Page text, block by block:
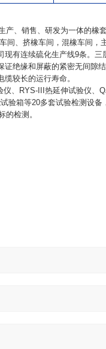
产、销售、研发为一体的橡
间、挤橡车间，混橡车间，
现有连续硫化生产线9条。三
绝缘和屏蔽的紧密无间隙
较长的运行寿命。
、 RYS-III 热延伸试验仪、
验箱等20多套试验检测设备
的检测。